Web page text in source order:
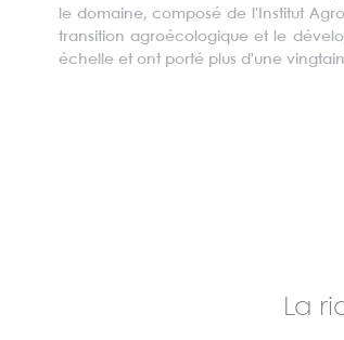
le domaine, composé de l'Institut
transition agroécologique et le
échelle et ont porté plus d'une
La